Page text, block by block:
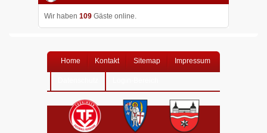
Wir haben 109 Gäste online.
Home Kontakt Sitemap Impressum